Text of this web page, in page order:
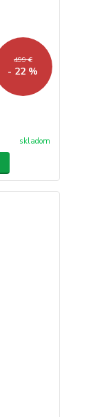
499 €
- 22 %
skladom